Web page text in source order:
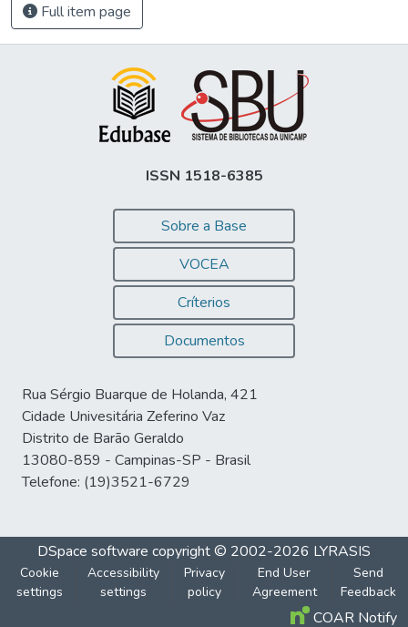
Full item page
ISSN 1518-6385
Sobre a Base
VOCEA
Críterios
Documentos
Rua Sérgio Buarque de Holanda, 421
Cidade Univesitária Zeferino Vaz
Distrito de Barão Geraldo
13080-859 - Campinas-SP - Brasil
Telefone: (19)3521-6729
DSpace software copyright © 2002-2026 LYRASIS
Cookie
settings
Accessibility
settings
Privacy
policy
End User
Agreement
Send
Feedback
COAR Notify